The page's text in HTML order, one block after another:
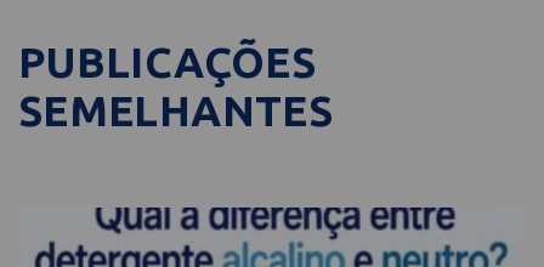
PUBLICAÇÕES
SEMELHANTES